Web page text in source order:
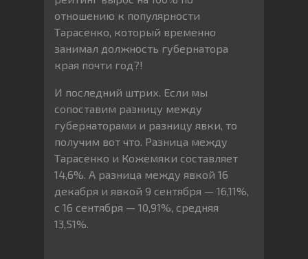
отношению к популярности
Тарасенко, который временно
занимал должность губернатора
края почти год?!
И последний штрих. Если мы
сопоставим разницу между
губернаторами и разницу явки, то
получим вот что. Разница между
Тарасенко и Кожемяки составляет
14,6%. А разница между явкой 16
декабря и явкой 9 сентября — 16,11%,
с 16 сентября — 10,91%, средняя
13,51%.